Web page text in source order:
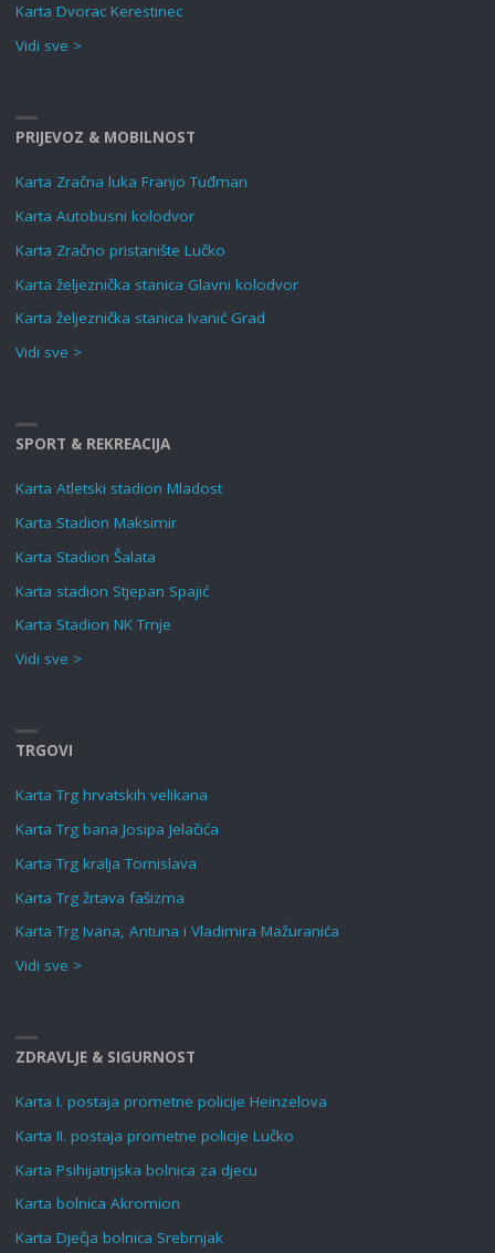
Karta Dvorac Kerestinec
Vidi sve >
PRIJEVOZ & MOBILNOST
Karta Zračna luka Franjo Tuđman
Karta Autobusni kolodvor
Karta Zračno pristanište Lučko
Karta željeznička stanica Glavni kolodvor
Karta željeznička stanica Ivanić Grad
Vidi sve >
SPORT & REKREACIJA
Karta Atletski stadion Mladost
Karta Stadion Maksimir
Karta Stadion Šalata
Karta stadion Stjepan Spajić
Karta Stadion NK Trnje
Vidi sve >
TRGOVI
Karta Trg hrvatskih velikana
Karta Trg bana Josipa Jelačića
Karta Trg kralja Tomislava
Karta Trg žrtava fašizma
Karta Trg Ivana, Antuna i Vladimira Mažuranića
Vidi sve >
ZDRAVLJE & SIGURNOST
Karta I. postaja prometne policije Heinzelova
Karta II. postaja prometne policije Lučko
Karta Psihijatrijska bolnica za djecu
Karta bolnica Akromion
Karta Dječja bolnica Srebrnjak